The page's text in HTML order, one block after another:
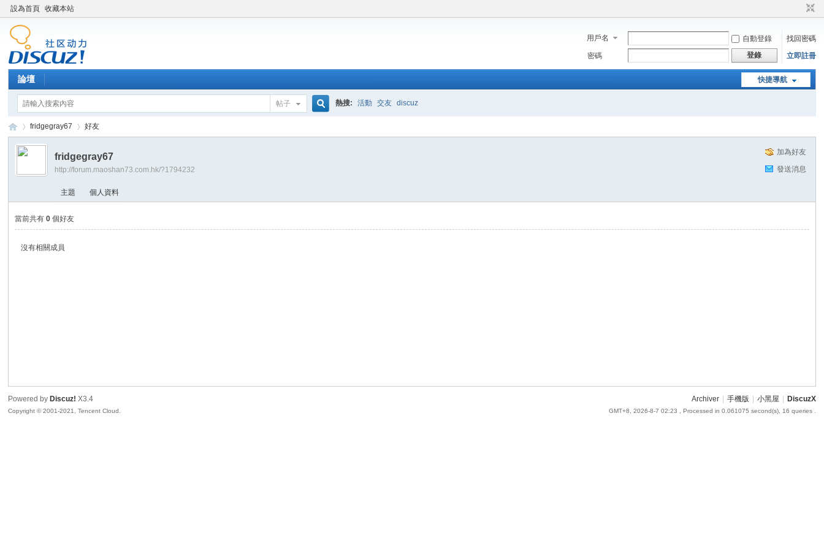
設為首頁 收藏本站
用戶名 自動登錄
找回密碼
密碼
登錄 立即註冊
快捷導航
論壇
帖子 熱搜: 活動 交友 discuz
›
fridgegray67 好友
加為好友
發送消息
fridgegray67
http://forum.maoshan73.com.hk/?1794232
主題 個人資料
當前共有0 個好友
沒有相關成員
Archiver 手機版 小黑屋 DiscuzX
GMT+8, 2026-8-7 02:23 , Processed in 0.061075 second(s), 16 queries .
Powered by Discuz! X3.4
Copyright © 2001-2021, Tencent Cloud.